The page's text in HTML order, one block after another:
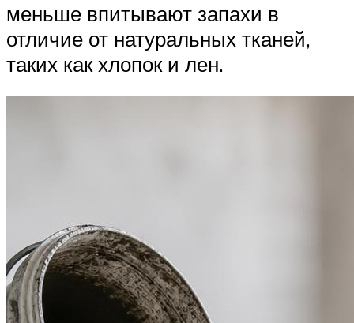
меньше впитывают запахи в
отличие от натуральных тканей,
таких как хлопок и лен.